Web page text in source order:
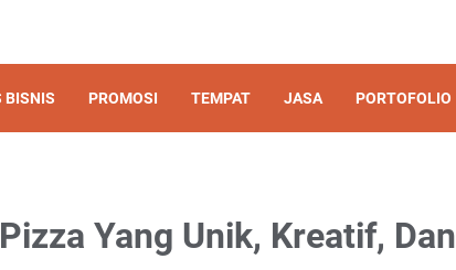
BISNIS PROMOSI TEMPAT JASA PORTOFOLIO
Yang Unik, Kreatif, Dan